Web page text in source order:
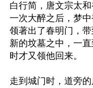
白行简，唐文宗太和
一次大醉之后，梦中
领著出了春明门，
新的坟墓之中，一
时才又领他回来。
走到城门时，道旁